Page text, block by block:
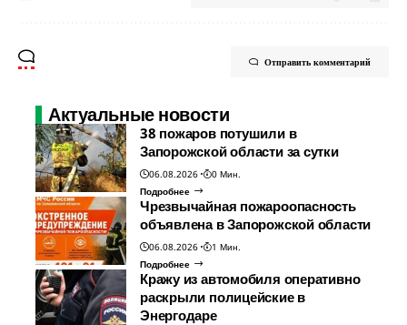
Отправить комментарий
Актуальные новости
38 пожаров потушили в
Запорожской области за сутки
06.08.2026
0 Мин.
Подробнее
Чрезвычайная пожароопасность
объявлена в Запорожской области
06.08.2026
1 Мин.
Подробнее
Кражу из автомобиля оперативно
раскрыли полицейские в
Энергодаре